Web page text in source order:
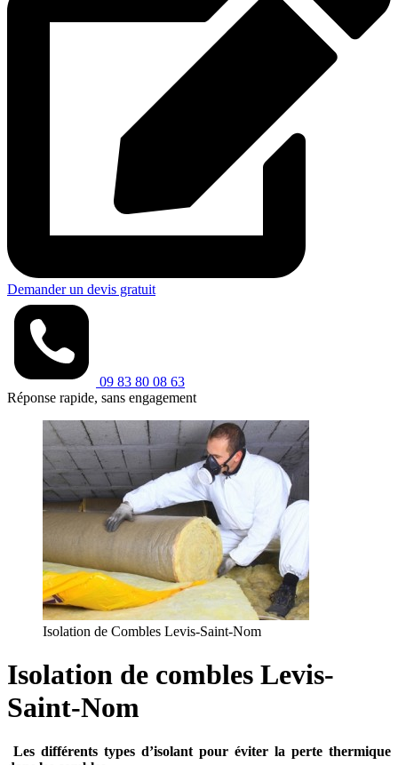
Demander un devis gratuit
09 83 80 08 63
Réponse rapide, sans engagement
Isolation de Combles Levis-Saint-Nom
Isolation de combles Levis-
Saint-Nom
Les différents types d’isolant pour éviter la perte thermique